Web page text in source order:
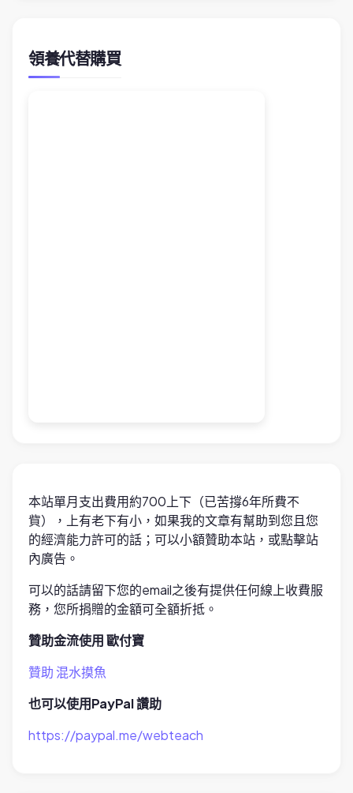
領養代替購買
本站單月支出費用約700上下（已苦撐6年所費不
貲），上有老下有小，如果我的文章有幫助到您且您
的經濟能力許可的話；可以小額贊助本站，或點擊站
內廣告。
可以的話請留下您的email之後有提供任何線上收費服
務，您所捐贈的金額可全額折抵。
贊助金流使用 歐付寶
贊助 混水摸魚
也可以使用PayPal 讚助
https://paypal.me/webteach